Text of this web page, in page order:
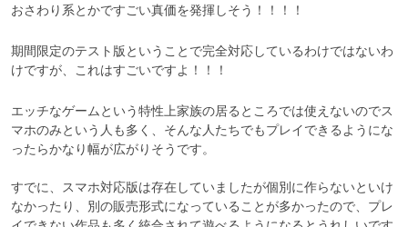
おさわり系とかですごい真価を発揮しそう！！！！
期間限定のテスト版ということで完全対応しているわけではないわ
けですが、これはすごいですよ！！！
エッチなゲームという特性上家族の居るところでは使えないのでス
マホのみという人も多く、そんな人たちでもプレイできるようにな
ったらかなり幅が広がりそうです。
すでに、スマホ対応版は存在していましたが個別に作らないといけ
なかったり、別の販売形式になっていることが多かったので、プレ